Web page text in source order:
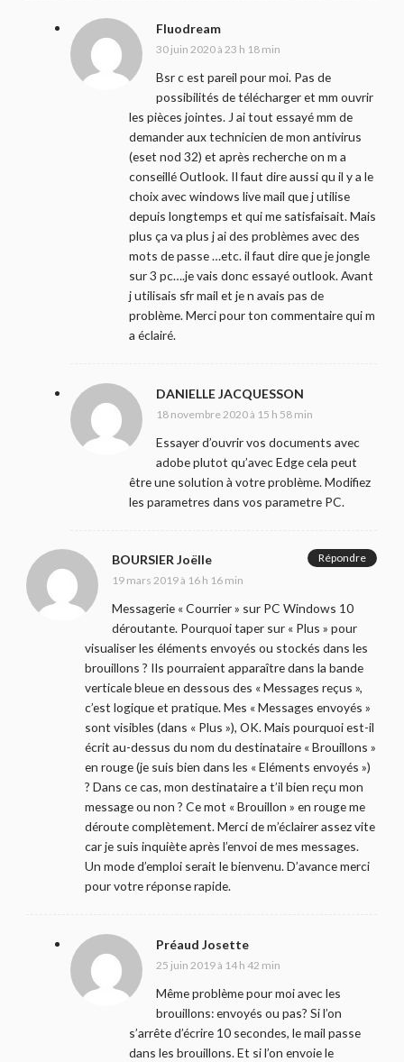
Fluodream
30 juin 2020 à 23 h 18 min
Bsr c est pareil pour moi. Pas de
possibilités de télécharger et mm ouvrir
les pièces jointes. J ai tout essayé mm de
demander aux technicien de mon antivirus
(eset nod 32) et après recherche on m a
conseillé Outlook. Il faut dire aussi qu il y a le
choix avec windows live mail que j utilise
depuis longtemps et qui me satisfaisait. Mais
plus ça va plus j ai des problèmes avec des
mots de passe …etc. il faut dire que je jongle
sur 3 pc….je vais donc essayé outlook. Avant
j utilisais sfr mail et je n avais pas de
problème. Merci pour ton commentaire qui m
a éclairé.
DANIELLE JACQUESSON
18 novembre 2020 à 15 h 58 min
Essayer d’ouvrir vos documents avec
adobe plutot qu’avec Edge cela peut
être une solution à votre problème. Modifiez
les parametres dans vos parametre PC.
BOURSIER Joëlle
19 mars 2019 à 16 h 16 min
Messagerie « Courrier » sur PC Windows 10
déroutante. Pourquoi taper sur « Plus » pour
visualiser les éléments envoyés ou stockés dans les
brouillons ? Ils pourraient apparaître dans la bande
verticale bleue en dessous des « Messages reçus »,
c’est logique et pratique. Mes « Messages envoyés »
sont visibles (dans « Plus »), OK. Mais pourquoi est-il
écrit au-dessus du nom du destinataire « Brouillons »
en rouge (je suis bien dans les « Eléments envoyés »)
? Dans ce cas, mon destinataire a t’il bien reçu mon
message ou non ? Ce mot « Brouillon » en rouge me
déroute complètement. Merci de m’éclairer assez vite
car je suis inquiète après l’envoi de mes messages.
Un mode d’emploi serait le bienvenu. D’avance merci
pour votre réponse rapide.
Répondre
Préaud Josette
25 juin 2019 à 14 h 42 min
Même problème pour moi avec les
brouillons: envoyés ou pas? Si l’on
s’arrête d’écrire 10 secondes, le mail passe
dans les brouillons. Et si l’on envoie le